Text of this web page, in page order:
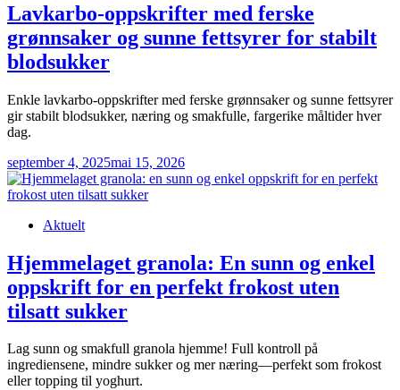
Lavkarbo-oppskrifter med ferske
grønnsaker og sunne fettsyrer for stabilt
blodsukker
Enkle lavkarbo-oppskrifter med ferske grønnsaker og sunne fettsyrer
gir stabilt blodsukker, næring og smakfulle, fargerike måltider hver
dag.
september 4, 2025mai 15, 2026
Posted Aktuelt
Hjemmelaget granola: En sunn og enkel
oppskrift for en perfekt frokost uten
tilsatt sukker
Lag sunn og smakfull granola hjemme! Full kontroll på
ingrediensene, mindre sukker og mer næring—perfekt som frokost
eller topping til yoghurt.